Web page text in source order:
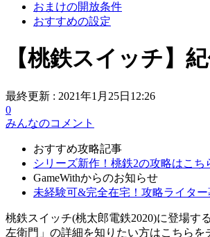
おまけの開放条件
おすすめの設定
【桃鉄スイッチ】
最終更新 : 2021年1月25日12:26
0
みんなのコメント
おすすめ攻略記事
シリーズ新作！桃鉄2の攻略はこち
GameWithからのお知らせ
未経験可&完全在宅！攻略ライター
桃鉄スイッチ(桃太郎電鉄2020)に登場す
左衛門」の詳細を知りたい方はこちらを